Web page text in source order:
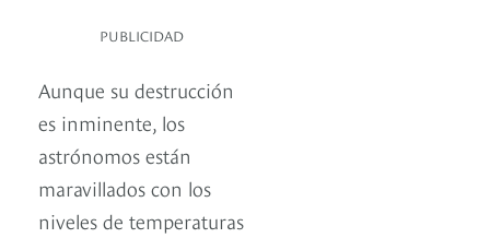
PUBLICIDAD
Aunque su destrucción
es inminente, los
astrónomos están
maravillados con los
niveles de temperaturas